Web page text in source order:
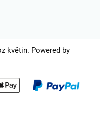
możliwości
květin. Powered by